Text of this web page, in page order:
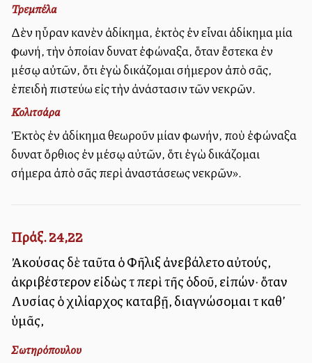
Τρεμπέλα
Δὲν ηὗραν κανὲν ἀδίκημα, ἐκτὸς ἐὰν εἶναι ἀδίκημα μία
φωνή, τὴν ὁποίαν δυνατὰ ἐφώναξα, ὅταν ἔστεκα ἐν
μέσῳ αὐτῶν, ὅτι ἐγὼ δικάζομαι σήμερον ἀπὸ σᾶς,
ἐπειδὴ πιστεύω εἰς τὴν ἀνάστασιν τῶν νεκρῶν.
Κολιτσάρα
Ἐκτὸς ἐὰν ἀδίκημα θεωροῦν μίαν φωνήν, ποὺ ἐφώναξα
δυνατὰ ὄρθιος ἐν μέσῳ αὐτῶν, ὅτι ἐγὼ δικάζομαι
σήμερα ἀπὸ σᾶς περὶ ἀναστάσεως νεκρῶν».
Πράξ. 24,22
Ἀκούσας δὲ ταῦτα ὁ Φῆλιξ ἀνεβάλετο αὐτούς,
ἀκριβέστερον εἰδὼς τὰ περὶ τῆς ὁδοῦ, εἰπών· ὅταν
Λυσίας ὁ χιλίαρχος καταβῇ, διαγνώσομαι τὰ καθ’
ὑμᾶς,
Σωτηρόπουλου